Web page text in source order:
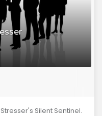
Silent Sentinel.